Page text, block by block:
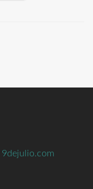
9dejulio.com